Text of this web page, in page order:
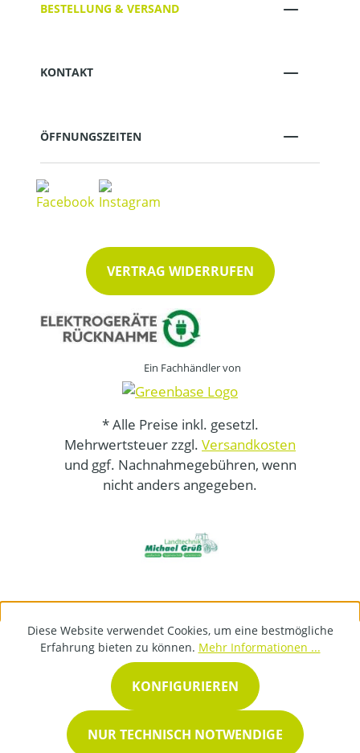
BESTELLUNG & VERSAND
KONTAKT
ÖFFNUNGSZEITEN
VERTRAG WIDERRUFEN
Ein Fachhändler von
* Alle Preise inkl. gesetzl.
Mehrwertsteuer zzgl. Versandkosten
und ggf. Nachnahmegebühren, wenn
nicht anders angegeben.
Diese Website verwendet Cookies, um eine bestmögliche
Erfahrung bieten zu können. Mehr Informationen ...
NUR TECHNISCH NOTWENDIGE
KONFIGURIEREN